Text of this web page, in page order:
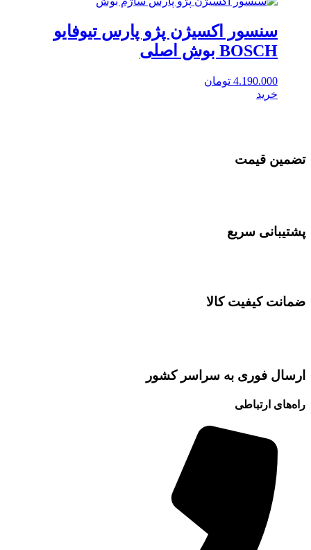
سنسور اکسیژن پژو پارس تیوفایو
BOSCH بوش اصلی
4.190.000 تومان
خرید
تضمین قیمت
پشتیبانی سریع
ضمانت کیفیت کالا
ارسال فوری به سراسر کشور
راه‌های ارتباطی